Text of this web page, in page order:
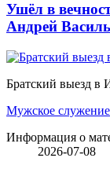
Ушёл в
Андрей
Братский выезд в
Мужское служение
Информация о
2026-07-08